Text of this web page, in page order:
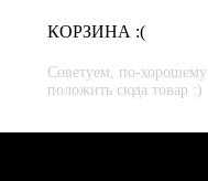
КОРЗИНА :(
Советуем, по-хорошему
положить сюда товар :)